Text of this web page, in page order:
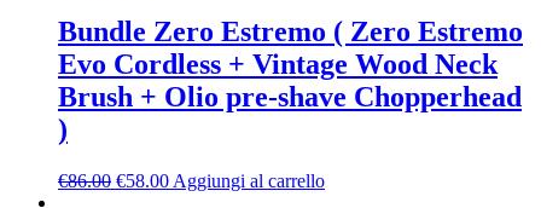
Bundle Zero Estremo ( Zero Estremo
Evo Cordless + Vintage Wood Neck
Brush + Olio pre-shave Chopperhead
)
€86.00 €58.00 Aggiungi al carrello